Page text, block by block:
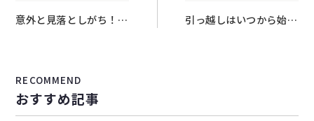
意外と見落としがち！毎
引っ越しはいつから始め
RECOMMEND
おすすめ記事